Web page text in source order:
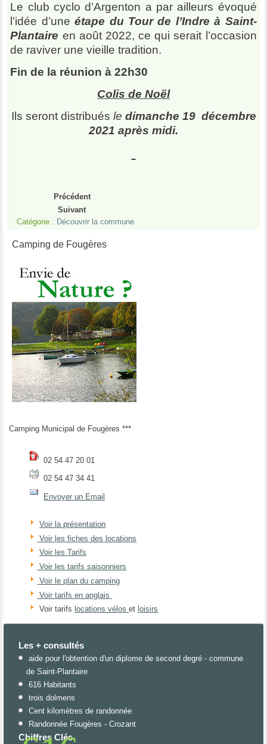
Le club cyclo d’Argenton a par ailleurs évoqué
l’idée d’uneétape du Tour de l’Indre à Saint-
Plantaire en août 2022, ce qui serait l’occasion
de raviver une vieille tradition.
Fin de la réunion à 22h30
Colis de Noël
Ils seront distribués le dimanche 19 décembre
2021 après midi.
Précédent
Suivant
Catégorie : Découvrir la commune
Camping de Fougères
Camping Municipal de Fougères ***
02 54 47 20 01
02 54 47 34 41
Envoyer un Email
Voir la présentation
Voir les fiches des locations
Voir les Tarifs
Voir les tarifs saisonniers
Voir le plan du camping
Voir tarifs en anglais
Voir tarifs locations véloset loisirs
Les + consultés
aide pour l'obtention d'un diplome de second degré - commune
de Saint-Plantaire
616 Habitants
trois dolmens
Cent kilomètres de randonnée
Randonnée Fougères - Crozant
Chiffres Clés